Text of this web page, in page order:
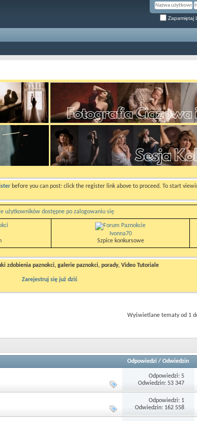
Zapamiętaj
before you can post: click the register link above to proceed. To start
użytkowników dostępne po zalogowaniu się
Ivonna70
Szpice konkursowe
zdobienia paznokci, galerie paznokci, porady, Video Tutoriale
Zarejestruj się już dziś
Wyświetlane tematy od 1
Odpowiedzi/ Odwiedzin
Odpowiedzi: 5
Odwiedzin: 53 347
Odpowiedzi: 1
Odwiedzin: 162 558